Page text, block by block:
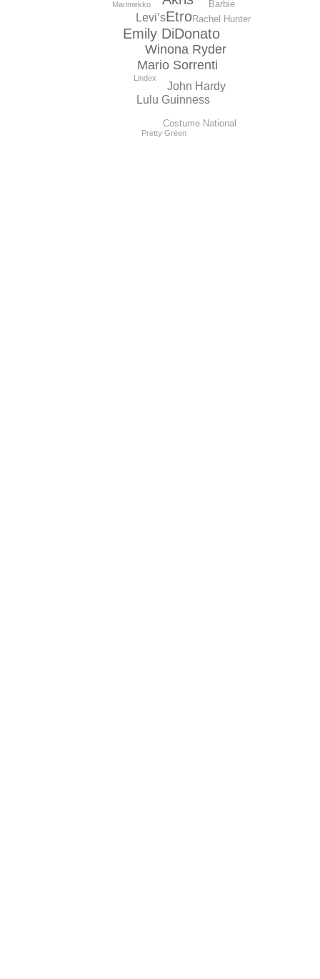
Etro
Emily DiDonato
Winona Ryder
Mario Sorrenti
Levi’s
John Hardy
Lulu Guinness
Costume National
Barbie
Rachel Hunter
Marimekko
Lindex
Pretty Green